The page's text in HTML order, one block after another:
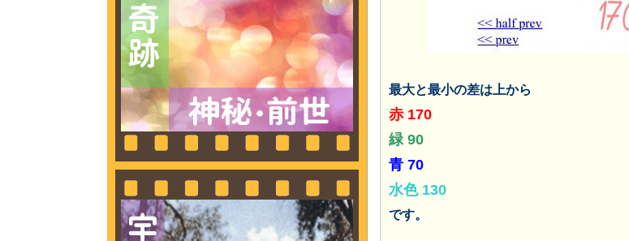
最大と最小の差は上から
赤 170
緑 90
青 70
水色 130
です。